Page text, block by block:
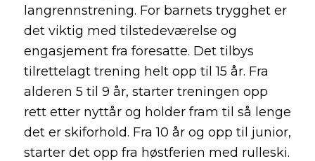
langrennstrening. For barnets trygghet er
det viktig med tilstedeværelse og
engasjement fra foresatte. Det tilbys
tilrettelagt trening helt opp til 15 år. Fra
alderen 5 til 9 år, starter treningen opp
rett etter nyttår og holder fram til så lenge
det er skiforhold. Fra 10 år og opp til junior,
starter det opp fra høstferien med rulleski.